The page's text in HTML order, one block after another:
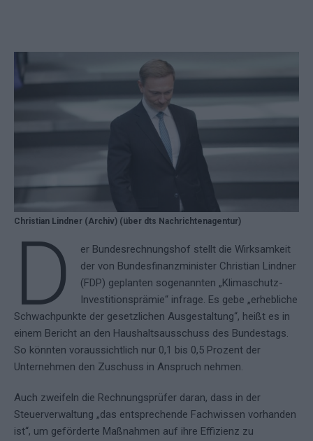
Christian Lindner (Archiv) (über dts Nachrichtenagentur)
D
er Bundesrechnungshof stellt die Wirksamkeit
der von Bundesfinanzminister Christian Lindner
(FDP) geplanten sogenannten „Klimaschutz-
Investitionsprämie“ infrage. Es gebe „erhebliche
Schwachpunkte der gesetzlichen Ausgestaltung“, heißt es in
einem Bericht an den Haushaltsausschuss des Bundestags.
So könnten voraussichtlich nur 0,1 bis 0,5 Prozent der
Unternehmen den Zuschuss in Anspruch nehmen.
Auch zweifeln die Rechnungsprüfer daran, dass in der
Steuerverwaltung „das entsprechende Fachwissen vorhanden
ist“, um geförderte Maßnahmen auf ihre Effizienz zu